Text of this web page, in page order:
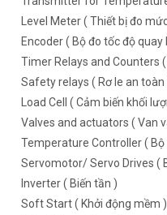
Level Meter ( Thiết bị đo
Encoder ( Bộ đo tốc độ quay
Timer Relays and Counters
Safety relays ( Rơ le an toàn
Load Cell ( Cảm biến khối
Valves and actuators ( Van
Temperature Controller ( Bộ
Servomotor/ Servo Drives (
Inverter ( Biến tần )
Soft Start ( Khởi động mềm )